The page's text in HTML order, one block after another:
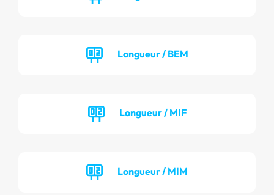
Longueur / BEM
Longueur / MIF
Longueur / MIM